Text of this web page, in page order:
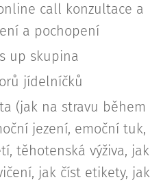
call konzultace a
a pochopení
up skupina
jídelníčků
(jak na stravu během
jezení, emoční tuk,
těhotenská výživa, jak
jak číst etikety, jak